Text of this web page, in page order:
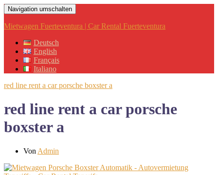
Navigation umschalten
Mietwagen Fuerteventura | Car Rental Fuerteventura
Deutsch
English
Français
Italiano
red line rent a car porsche boxster a
red line rent a car porsche
boxster a
Von Admin